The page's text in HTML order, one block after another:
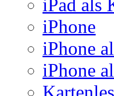
iPad als
iPhone
iPhone
iPhone